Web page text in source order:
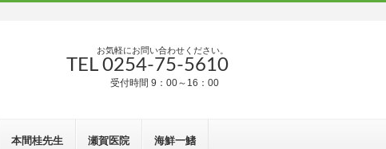
お気軽にお問い合わせください。
TEL 0254-75-5610
受付時間 9：00～16：00
本間桂先生 瀬賀医院 海鮮一鰭